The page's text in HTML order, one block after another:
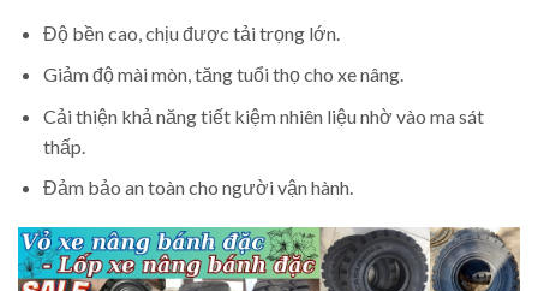
Độ bền cao, chịu được tải trọng lớn.
Giảm độ mài mòn, tăng tuổi thọ cho xe nâng.
Cải thiện khả năng tiết kiệm nhiên liệu nhờ vào ma sát
thấp.
Đảm bảo an toàn cho người vận hành.